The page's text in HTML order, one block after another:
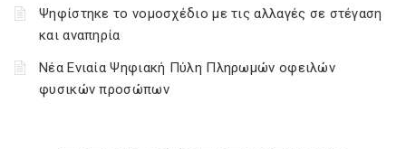
Ψηφίστηκε το νομοσχέδιο με τις αλλαγές σε στέγαση
και αναπηρία
Νέα Ενιαία Ψηφιακή Πύλη Πληρωμών οφειλών
φυσικών προσώπων